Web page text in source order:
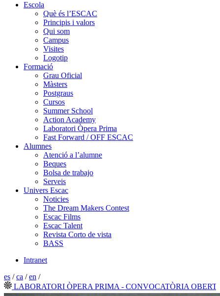
Escola
Què és l’ESCAC
Principis i valors
Qui som
Campus
Visites
Logotip
Formació
Grau Oficial
Màsters
Postgraus
Cursos
Summer School
Action Academy
Laboratori Òpera Prima
Fast Forward / OFF ESCAC
Alumnes
Atenció a l’alumne
Beques
Bolsa de trabajo
Serveis
Univers Escac
Noticies
The Dream Makers Contest
Escac Films
Escac Talent
Revista Corto de vista
BASS
Intranet
es /ca /en /
ÒPERA PRIMA - CONVOCATÒRIA OBERTA